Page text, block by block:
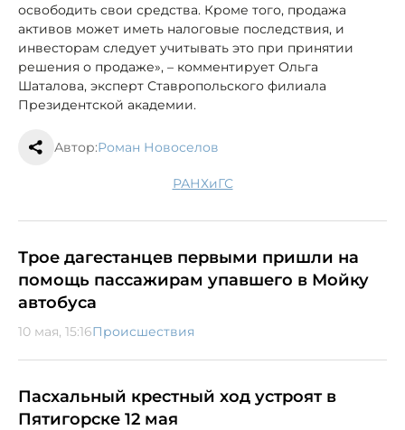
освободить свои средства. Кроме того, продажа
активов может иметь налоговые последствия, и
инвесторам следует учитывать это при принятии
решения о продаже», – комментирует Ольга
Шаталова, эксперт Ставропольского филиала
Президентской академии.
Автор:Роман Новоселов
РАНХиГС
Трое дагестанцев первыми пришли на
помощь пассажирам упавшего в Мойку
автобуса
10 мая, 15:16Происшествия
Пасхальный крестный ход устроят в
Пятигорске 12 мая